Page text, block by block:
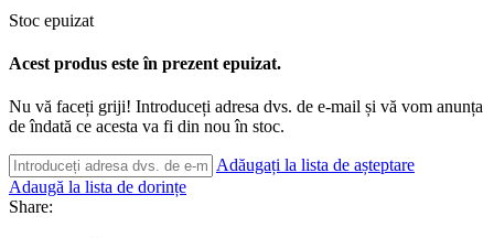
Stoc epuizat
Acest produs este în prezent epuizat.
Nu vă faceți griji! Introduceți adresa dvs. de e-mail și vă vom anunța
de îndată ce acesta va fi din nou în stoc.
Adăugați la lista de așteptare
Adaugă la lista de dorințe
Share: